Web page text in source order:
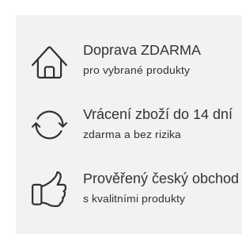
Doprava ZDARMA
pro vybrané produkty
Vrácení zboží do 14 dní
zdarma a bez rizika
Prověřený český obchod
s kvalitními produkty